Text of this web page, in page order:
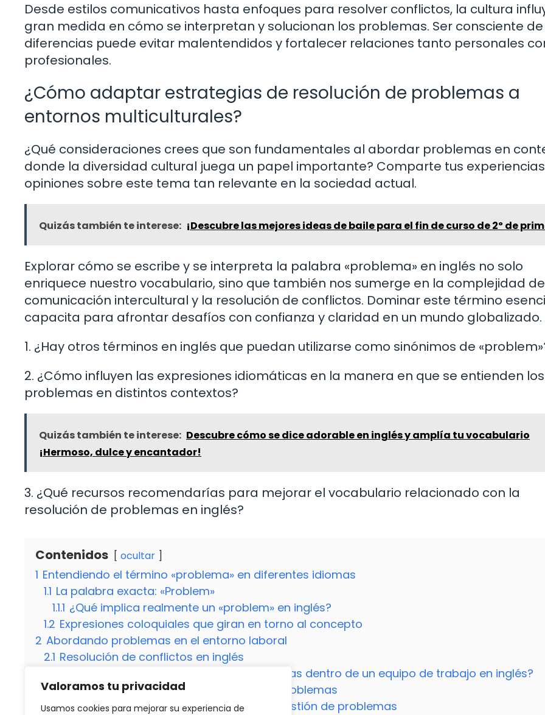
Valoramos tu privacidad
Usamos cookies para mejorar su experiencia de
Desde estilos comunicativos hasta enfoques para resolver conflictos, la cultura
gran medida en cómo se interpretan y solucionan los problemas. Ser consciente
diferencias puede evitar malentendidos y fortalecer relaciones tanto personales
profesionales.
¿Cómo adaptar estrategias de resolución de problemas a
entornos multiculturales?
¿Qué consideraciones crees que son fundamentales al abordar problemas en
donde la diversidad cultural juega un papel importante? Comparte tus
opiniones sobre este tema tan relevante en la sociedad actual.
Quizás también te interese: ¡Descubre las mejores ideas de baile para el fin de curso de 2º de
Explorar cómo se escribe y se interpreta la palabra «problema» en inglés no solo
enriquece nuestro vocabulario, sino que también nos sumerge en la complejidad
comunicación intercultural y la resolución de conflictos. Dominar este término
capacita para afrontar desafíos con confianza y claridad en un mundo globalizado.
1. ¿Hay otros términos en inglés que puedan utilizarse como sinónimos de
2. ¿Cómo influyen las expresiones idiomáticas en la manera en que se entienden los
problemas en distintos contextos?
Quizás también te interese: Descubre cómo se dice adorable en inglés y amplía tu vocabulario
¡Hermoso, dulce y encantador!
3. ¿Qué recursos recomendarías para mejorar el vocabulario relacionado con la
resolución de problemas en inglés?
Contenidos ocultar
1 Entendiendo el término «problema» en diferentes idiomas
1.1 La palabra exacta: «Problem»
1.1.1 ¿Qué implica realmente un «problem» en inglés?
1.2 Expresiones coloquiales que giran en torno al concepto
2 Abordando problemas en el entorno laboral
2.1 Resolución de conflictos en inglés
¿Cómo gestionar eficazmente problemas dentro de un equipo de trabajo en inglés?
3 Diferencias culturales en la percepción de problemas
3.1 Impacto de la percepción cultural en la gestión de problemas